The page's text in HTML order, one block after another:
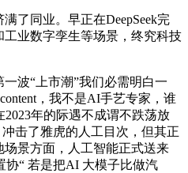
同业。早正在DeepSeek完
业数字孪生等场景，终究科技
波“上市潮”我们必需明白一
，我不是AI手艺专家，谁
年的际遇不成谓不跌荡放
冲击了雅虎的人工目次，但其正
景方面，人工智能正式送来
协“ 若是把AI 大模子比做汽